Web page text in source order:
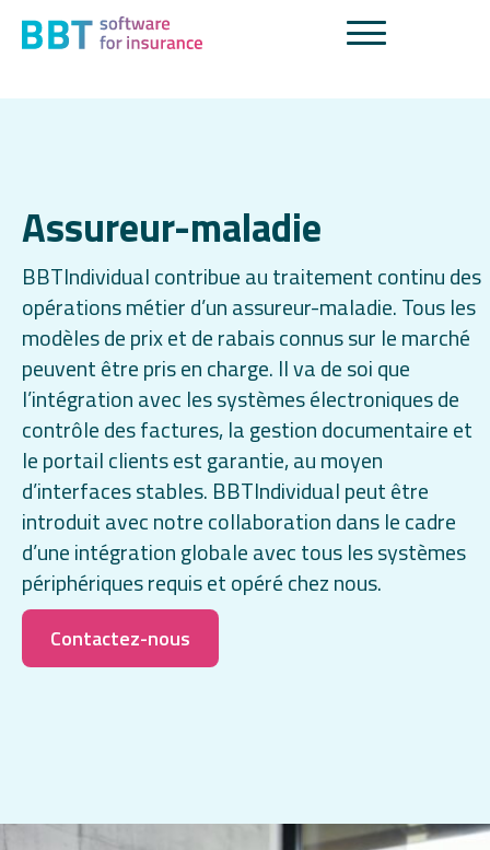
Assureur-maladie
BBTIndividual contribue au traitement continu des
opérations métier d’un assureur-maladie. Tous les
modèles de prix et de rabais connus sur le marché
peuvent être pris en charge. Il va de soi que
l’intégration avec les systèmes électroniques de
contrôle des factures, la gestion documentaire et
le portail clients est garantie, au moyen
d’interfaces stables. BBTIndividual peut être
introduit avec notre collaboration dans le cadre
d’une intégration globale avec tous les systèmes
périphériques requis et opéré chez nous.
Contactez-nous